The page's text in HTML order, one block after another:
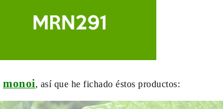
monoi, así que he fichado éstos productos: